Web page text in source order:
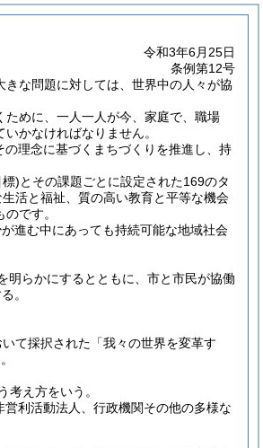
令和3年6月25日
条例第12号
な問題に対しては、世界中の人々が協
めに、一人一人が今、家庭で、職場
かなければなりません。
理念に基づくまちづくりを推進し、持
)とその課題ごとに設定された169のタ
活と福祉、質の高い教育と平等な機会
です。
進む中にあっても持続可能な地域社会
明らかにするとともに、市と市民が協働
。
採択された「我々の世界を変革す
え方をいう。
利活動法人、行政機関その他の多様な